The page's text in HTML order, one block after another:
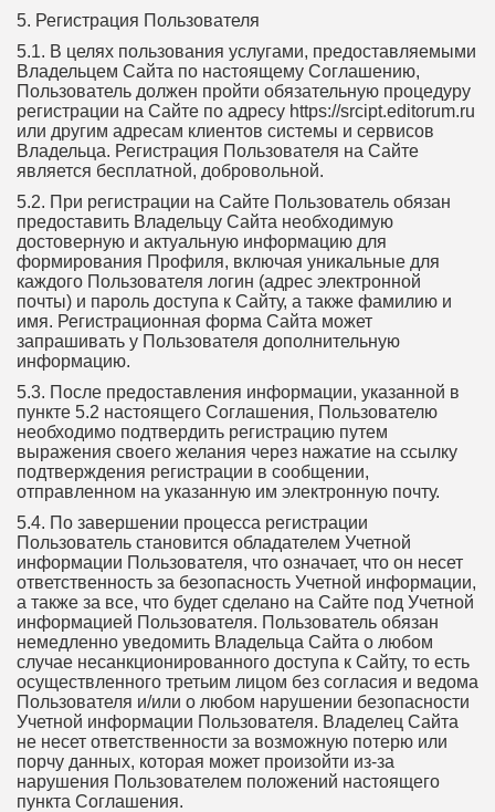
5. Регистрация Пользователя
5.1. В целях пользования услугами, предоставляемыми
Владельцем Сайта по настоящему Соглашению,
Пользователь должен пройти обязательную процедуру
регистрации на Сайте по адресу https://srcipt.editorum.ru
или другим адресам клиентов системы и сервисов
Владельца. Регистрация Пользователя на Сайте
является бесплатной, добровольной.
5.2. При регистрации на Сайте Пользователь обязан
предоставить Владельцу Сайта необходимую
достоверную и актуальную информацию для
формирования Профиля, включая уникальные для
каждого Пользователя логин (адрес электронной
почты) и пароль доступа к Сайту, а также фамилию и
имя. Регистрационная форма Сайта может
запрашивать у Пользователя дополнительную
информацию.
5.3. После предоставления информации, указанной в
пункте 5.2 настоящего Соглашения, Пользователю
необходимо подтвердить регистрацию путем
выражения своего желания через нажатие на ссылку
подтверждения регистрации в сообщении,
отправленном на указанную им электронную почту.
5.4. По завершении процесса регистрации
Пользователь становится обладателем Учетной
информации Пользователя, что означает, что он несет
ответственность за безопасность Учетной информации,
а также за все, что будет сделано на Сайте под Учетной
информацией Пользователя. Пользователь обязан
немедленно уведомить Владельца Сайта о любом
случае несанкционированного доступа к Сайту, то есть
осуществленного третьим лицом без согласия и ведома
Пользователя и/или о любом нарушении безопасности
Учетной информации Пользователя. Владелец Сайта
не несет ответственности за возможную потерю или
порчу данных, которая может произойти из-за
нарушения Пользователем положений настоящего
пункта Соглашения.